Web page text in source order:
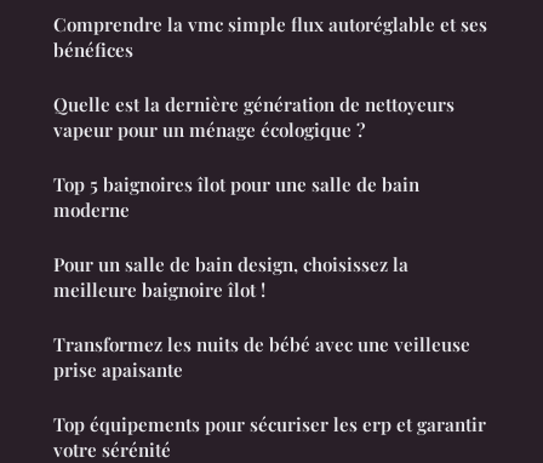
Comprendre la vmc simple flux autoréglable et ses
bénéfices
Quelle est la dernière génération de nettoyeurs
vapeur pour un ménage écologique ?
Top 5 baignoires îlot pour une salle de bain
moderne
Pour un salle de bain design, choisissez la
meilleure baignoire îlot !
Transformez les nuits de bébé avec une veilleuse
prise apaisante
Top équipements pour sécuriser les erp et garantir
votre sérénité